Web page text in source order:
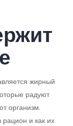
жирный
радуют
организм.
рацион и как их